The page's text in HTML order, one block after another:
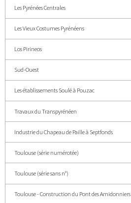
Les Pyrénées Centrales
Les Vieux Costumes Pyrénéens
Los Pirineos
Sud-Ouest
Les établissements Soulé à Pouzac
Travaux du Transpyrénéen
Industrie du Chapeau de Paille à Septfonds
Toulouse (série numérotée)
Toulouse (série sans n°)
Toulouse - Construction du Pont des Amidonniers